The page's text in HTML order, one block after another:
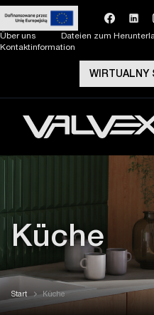
Über uns Dateien zum
Kontaktinformation
WIRTUALNY
Küche
Start Küche